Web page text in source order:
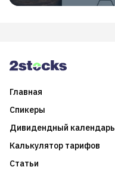
Главная
Спикеры
Дивидендный календарь
Калькулятор тарифов
Статьи